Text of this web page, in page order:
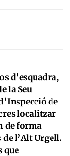
d’esquadra,
la Seu
de
localitzar
de forma
l’Alt Urgell.
que